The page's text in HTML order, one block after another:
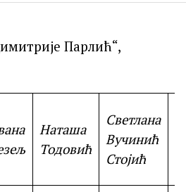
Парлић“,
Наташа
Тодовић
Светлана
Вучинић
Стојић